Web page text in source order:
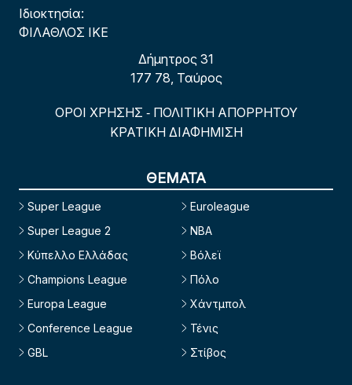
Ιδιοκτησία:
ΦΙΛΑΘΛΟΣ ΙΚΕ
Δήμητρος 31
177 78, Ταύρος
ΟΡΟΙ ΧΡΗΣΗΣ - ΠΟΛΙΤΙΚΗ ΑΠΟΡΡΗΤΟΥ
ΚΡΑΤΙΚΗ ΔΙΑΦΗΜΙΣΗ
ΘΕΜΑΤΑ
Super League
Super League 2
Κύπελλο Ελλάδας
Champions League
Europa League
Conference League
GBL
Euroleague
NBA
Βόλεϊ
Πόλο
Χάντμπολ
Τένις
Στίβος